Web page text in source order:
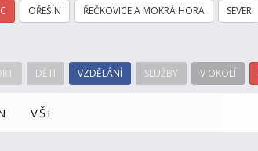
OŘEŠÍN ŘEČKOVICE A MOKRÁ HORA SEVER
DĚTI VZDĚLÁNÍ SLUŽBY V OKOLÍ
VŠE